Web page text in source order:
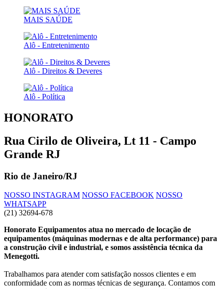
MAIS SAÚDE
Alô - Entretenimento
Alô - Direitos & Deveres
Alô - Política
HONORATO
Rua Cirilo de Oliveira, Lt 11 - Campo
Grande RJ
Rio de Janeiro/RJ
NOSSO INSTAGRAM NOSSO FACEBOOK NOSSO
WHATSAPP
(21) 32694-678
Honorato Equipamentos atua no mercado de locação de
equipamentos (máquinas modernas e de alta performance) para
a construção civil e industrial, e somos assistência técnica da
Menegotti.
Trabalhamos para atender com satisfação nossos clientes e em
conformidade com as normas técnicas de segurança. Contamos com